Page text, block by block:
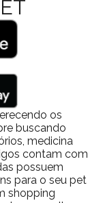
os
buscando
medicina
contam com
possuem
para o seu pet
shopping